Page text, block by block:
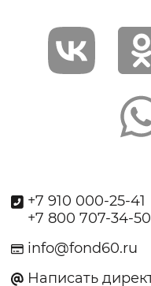
+7 910 000-25-41
+7 800 707-34-50
info@fond60.ru
Написать